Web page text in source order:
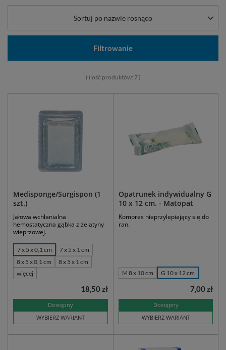
Sortuj po nazwie rosnąco
Filtrowanie
( ilość produktów: 7)
Medisponge/Surgispon (1
szt.)
Jałowa wchłanialna
hemostatyczna gąbka z żelatyny
wieprzowej.
7 x 5 x 0,1 cm
7 x 5 x 1 cm
8 x 5 x 0,1 cm
8 x 5 x 1 cm
więcej
Dostępny
WYBIERZ WARIANT
18,50 zł
Opatrunek indywidualny G
10 x 12 cm. - Matopat
Kompres nieprzylepiający się do
ran.
M 8 x 10 cm G 10 x 12 cm
Dostępny
WYBIERZ WARIANT
7,00 zł